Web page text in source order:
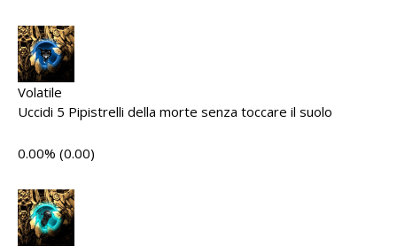
Volatile
Uccidi 5 Pipistrelli della morte senza toccare il suolo
0.00% (0.00)